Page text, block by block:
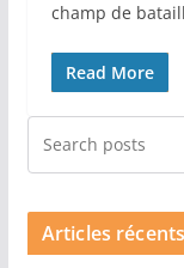
champ de
Read More
Articles récents